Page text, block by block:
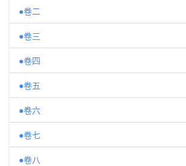
●卷二
●卷三
●卷四
●卷五
●卷六
●卷七
●卷八